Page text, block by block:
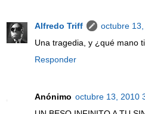
Alfredo Triff
octubre 13,
Una tragedia, y ¿qué mano
Responder
Anónimo octubre 13, 2010